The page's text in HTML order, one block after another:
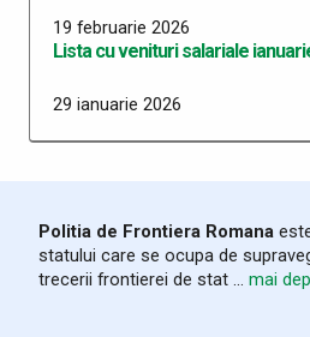
19 februarie 2026
Lista cu venituri salariale
29 ianuarie 2026
19 noiembrie 2025
Lista cu venituri salariale
Politia de Frontiera Romana
statului care se ocupa de
trecerii frontierei de stat ... mai